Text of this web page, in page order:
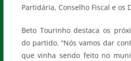
Partidária, Conselho Fiscal e os
Beto Tourinho destaca os
do partido. “Nós vamos dar
que vinha sendo feito no